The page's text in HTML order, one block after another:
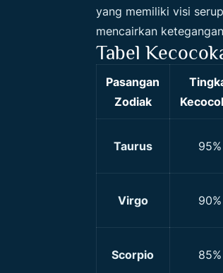
yang memiliki visi
mencairkan
Tabel
Pasangan
Zodiak
Taurus 95%
Virgo 90%
Scorpio 85%